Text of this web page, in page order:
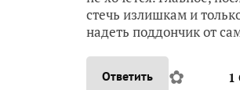
стечь излишкам и
надеть поддончик от
Ответить ✿ 1